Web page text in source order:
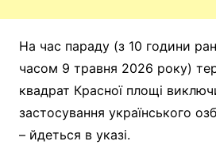
На час параду (з 10 години
часом 9 травня 2026 року)
квадрат Красної площі
застосування українського
– йдеться в указі.